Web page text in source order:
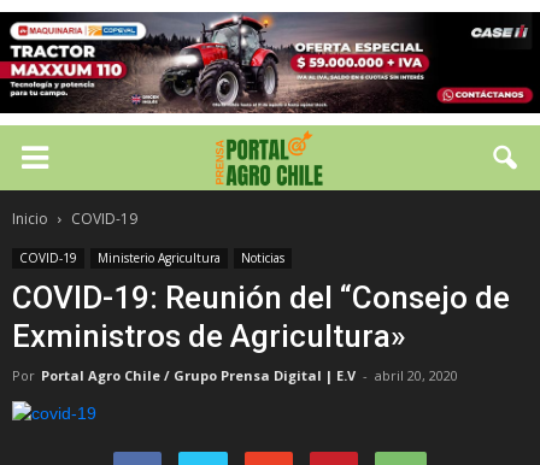
Inicio COVID-19
COVID-19 Ministerio Agricultura Noticias
COVID-19: Reunión del “Consejo de
Exministros de Agricultura»
Por Portal Agro Chile / Grupo Prensa Digital | E.V - abril 20, 2020